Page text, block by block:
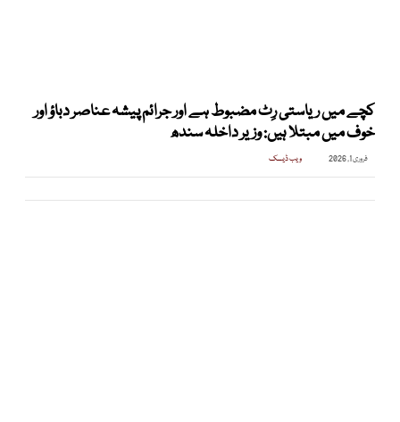
کچے میں ریاستی رِٹ مضبوط ہے اور جرائم پیشہ عناصر دباؤ اور
خوف میں مبتلا ہیں: وزیر داخلہ سندھ
فروری 1, 2026 ویب ڈیسک